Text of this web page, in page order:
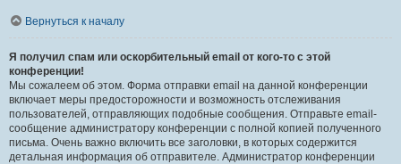
Вернуться к началу
Я получил спам или оскорбительный email от кого-то с этой
конференции!
Мы сожалеем об этом. Форма отправки email на данной конференции
включает меры предосторожности и возможность отслеживания
пользователей, отправляющих подобные сообщения. Отправьте email-
сообщение администратору конференции с полной копией полученного
письма. Очень важно включить все заголовки, в которых содержится
детальная информация об отправителе. Администратор конференции